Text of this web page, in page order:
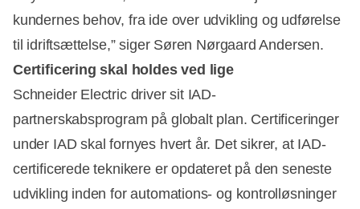
kundernes behov, fra ide over udvikling og udførelse
til idriftsættelse,” siger Søren Nørgaard Andersen.
Certificering skal holdes ved lige
Schneider Electric driver sit IAD-
partnerskabsprogram på globalt plan. Certificeringer
under IAD skal fornyes hvert år. Det sikrer, at IAD-
certificerede teknikere er opdateret på den seneste
udvikling inden for automations- og kontrolløsninger